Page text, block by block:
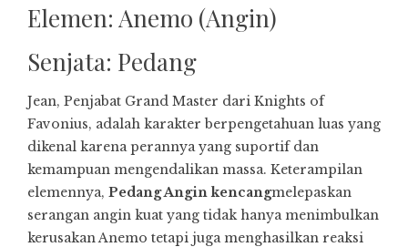
Elemen: Anemo (Angin)
Senjata: Pedang
Jean, Penjabat Grand Master dari Knights of
Favonius, adalah karakter berpengetahuan luas yang
dikenal karena perannya yang suportif dan
kemampuan mengendalikan massa. Keterampilan
elemennya, Pedang Angin kencangmelepaskan
serangan angin kuat yang tidak hanya menimbulkan
kerusakan Anemo tetapi juga menghasilkan reaksi